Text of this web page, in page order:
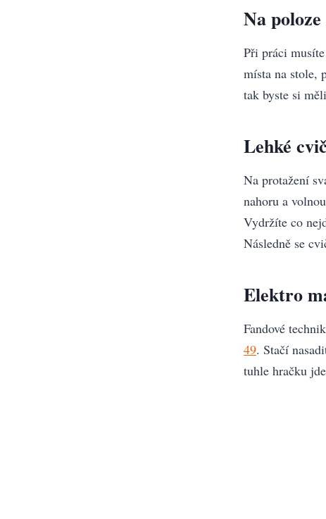
Na
Při práci
místa na stole,
tak byste si
Lehké
Na protažení
nahoru a
Vydržíte co
Následně se
Elektro
Fandové
49. Stačí
tuhle hračku